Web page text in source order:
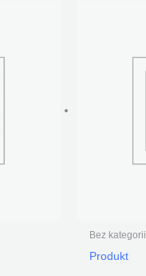
Bez kategorii
Produkt